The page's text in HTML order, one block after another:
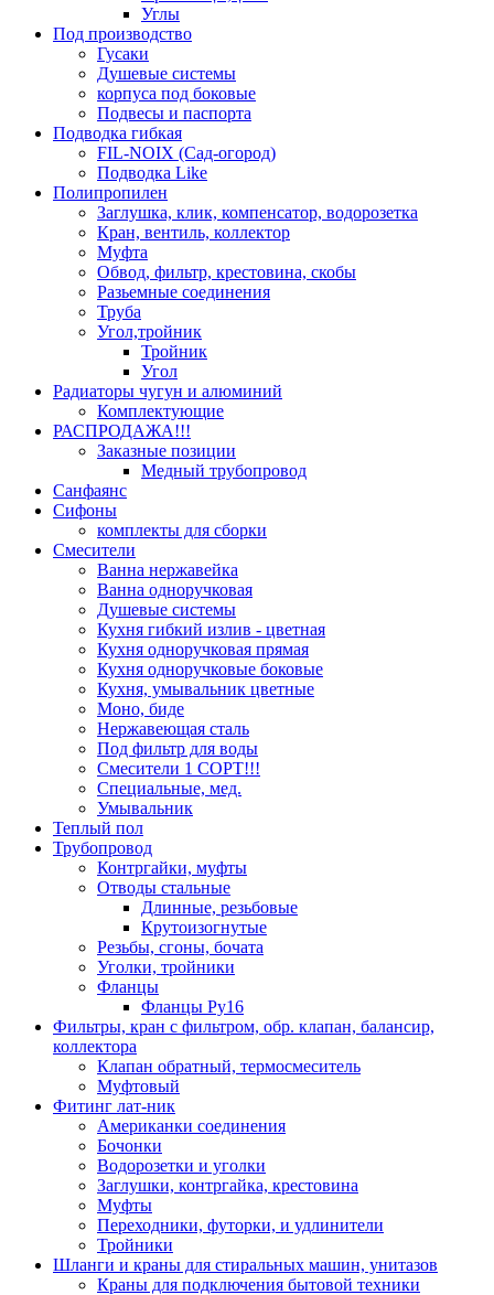
Углы
Под производство
Гусаки
Душевые системы
корпуса под боковые
Подвесы и паспорта
Подводка гибкая
FIL-NOIX (Сад-огород)
Подводка Like
Полипропилен
Заглушка, клик, компенсатор, водорозетка
Кран, вентиль, коллектор
Муфта
Обвод, фильтр, крестовина, скобы
Разьемные соединения
Труба
Угол,тройник
Тройник
Угол
Радиаторы чугун и алюминий
Комплектующие
РАСПРОДАЖА!!!
Заказные позиции
Медный трубопровод
Санфаянс
Сифоны
комплекты для сборки
Смесители
Ванна нержавейка
Ванна одноручковая
Душевые системы
Кухня гибкий излив - цветная
Кухня одноручковая прямая
Кухня одноручковые боковые
Кухня, умывальник цветные
Моно, биде
Нержавеющая сталь
Под фильтр для воды
Смесители 1 СОРТ!!!
Специальные, мед.
Умывальник
Теплый пол
Трубопровод
Контргайки, муфты
Отводы стальные
Длинные, резьбовые
Крутоизогнутые
Резьбы, сгоны, бочата
Уголки, тройники
Фланцы
Фланцы Ру16
Фильтры, кран с фильтром, обр. клапан, балансир,
коллектора
Клапан обратный, термосмеситель
Муфтовый
Фитинг лат-ник
Американки соединения
Бочонки
Водорозетки и уголки
Заглушки, контргайка, крестовина
Муфты
Переходники, футорки, и удлинители
Тройники
Шланги и краны для стиральных машин, унитазов
Краны для подключения бытовой техники